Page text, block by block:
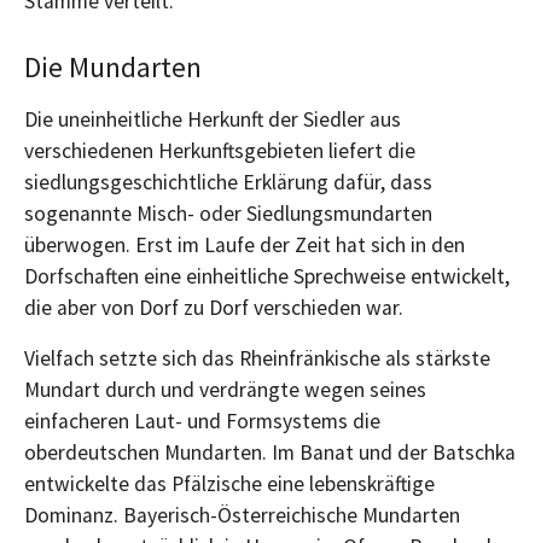
Die Mundarten
Die uneinheitliche Herkunft der Siedler aus
verschiedenen Herkunftsgebieten liefert die
siedlungsgeschichtliche Erklärung dafür, dass
sogenannte Misch- oder Siedlungsmundarten
überwogen. Erst im Laufe der Zeit hat sich in den
Dorfschaften eine einheitliche Sprechweise entwickelt,
die aber von Dorf zu Dorf verschieden war.
Vielfach setzte sich das Rheinfränkische als stärkste
Mundart durch und verdrängte wegen seines
einfacheren Laut- und Formsystems die
oberdeutschen Mundarten. Im Banat und der Batschka
entwickelte das Pfälzische eine lebenskräftige
Dominanz. Bayerisch-Österreichische Mundarten